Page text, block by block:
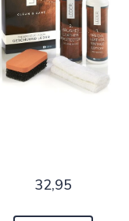
32,95